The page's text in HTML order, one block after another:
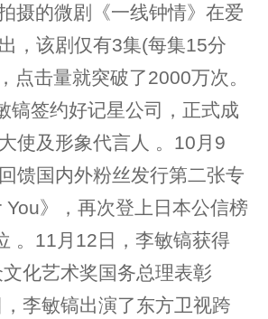
摄的微剧《一线钟情》在爱
，该剧仅有3集(每集15分
点击量就突破了2000万次。
镐签约好记星公司，正式成
使及形象代言人 。10月9
馈国内外粉丝发行第二张专
》，再次登上日本公信榜
。11月12日，李敏镐获得
化艺术奖国务总理表彰
李敏镐出演了东方卫视跨